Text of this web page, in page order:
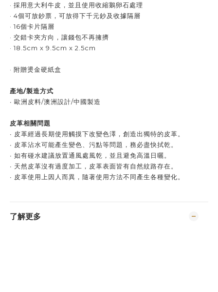
· 採用意大利牛皮，並且使用收縮鵝卵石處理
· 4個可放鈔票，可放得下千元鈔及收據隔層
· 16個卡片隔層
· 交錯卡夾方向，讓錢包不再擁擠
· 18.5cm x 9.5cm x 2.5cm
· 附贈燙金硬紙盒
產地/製造方式
∙ 歐洲皮料/澳洲設計/中國製造
皮革相關問題
∙ 皮革經過長期使用觸摸下改變色澤，創造出獨特的皮革。
∙ 皮革沾水可能產生變色、污點等問題，務必盡快拭乾。
∙ 如有碰水建議放置通風處風乾，並且避免高溫日曬。
∙ 天然皮革沒有過度加工，皮革表面皆有自然紋路存在。
∙ 皮革使用上因人而異，隨著使用方法不同產生各種變化。
了解更多